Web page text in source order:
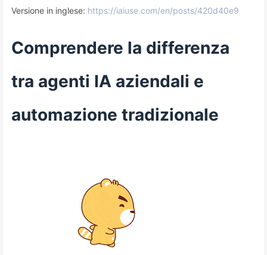
Versione in inglese: https://iaiuse.com/en/posts/420d40e9
Comprendere la differenza
tra agenti IA aziendali e
automazione tradizionale